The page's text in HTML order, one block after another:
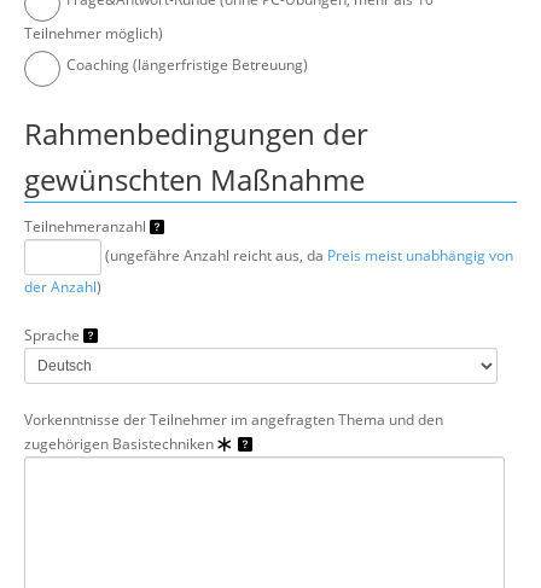
Teilnehmer möglich)
Coaching (längerfristige Betreuung)
Rahmenbedingungen der
gewünschten Maßnahme
Teilnehmeranzahl
(ungefähre Anzahl reicht aus, da Preis meist unabhängig von
der Anzahl)
Sprache
Vorkenntnisse der Teilnehmer im angefragten Thema und den
zugehörigen Basistechniken